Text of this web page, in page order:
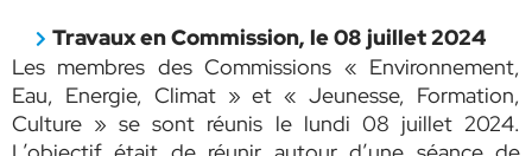
Travaux en Commission, le 08 juillet 2024
Les membres des Commissions « Environnement,
Eau, Energie, Climat » et « Jeunesse, Formation,
Culture » se sont réunis le lundi 08 juillet 2024.